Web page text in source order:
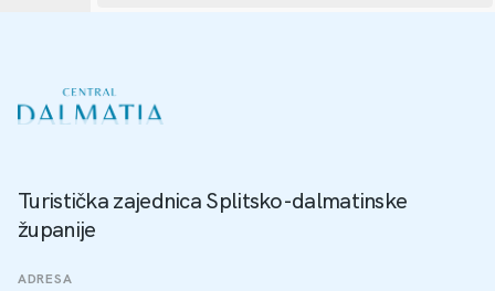
Turistička zajednica Splitsko-dalmatinske
županije
ADRESA